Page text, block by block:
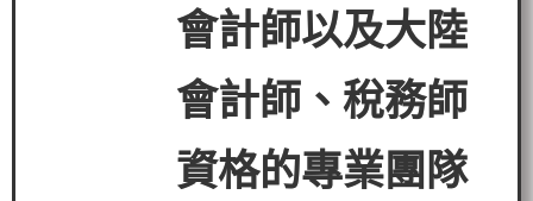
會計師以及大陸
會計師、稅務師
資格的專業團隊